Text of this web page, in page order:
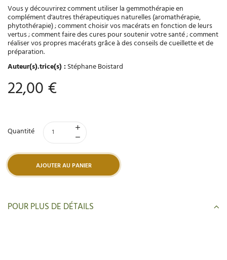
Vous y découvrirez comment utiliser la gemmothérapie en
complément d'autres thérapeutiques naturelles (aromathérapie,
phytothérapie) ; comment choisir vos macérats en fonction de leurs
vertus ; comment faire des cures pour soutenir votre santé ; comment
réaliser vos propres macérats grâce à des conseils de cueillette et de
préparation.
Auteur(s).trice(s) :Stéphane Boistard
22,00 €
Quantité
AJOUTER AU PANIER
POUR PLUS DE DÉTAILS